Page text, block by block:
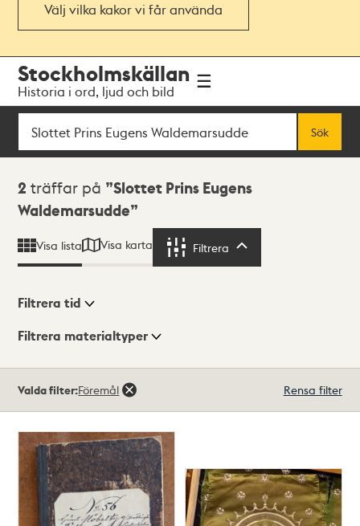
Välj vilka kakor vi får använda
navigationen
huvudinnehållet
Stockholmskällan
Historia i ord, ljud och bild
Sök
Sök
Sökresultat
2 träffar på
Slottet Prins Eugens
Waldemarsudde
Visa lista Visa karta Filtrera
Visningsläge
Filtrera tid
Filtrera materialtyper
träffar
Valda filter:Föremål Rensa filter